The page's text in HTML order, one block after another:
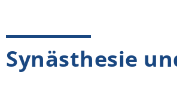
Synästhesie